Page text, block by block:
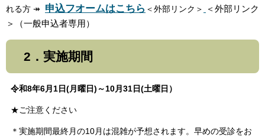
れる方 ↠ 申込フオームはこちら ＜外部リンク＞
＜外部リンク
＞
（一般申込者専用）
2．実施期間
令和8年6月1日(月曜日)～10月31日(土曜日）
★ご注意ください
＊実施期間最終月の10月は混雑が予想されます。早めの受診をお